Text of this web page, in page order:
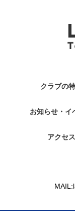
クラブの
お知らせ・イ
アクセス